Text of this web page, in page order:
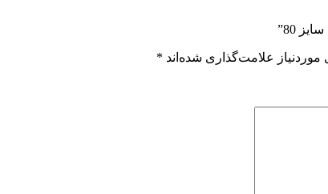
علامت‌گذاری شده‌اند *